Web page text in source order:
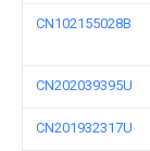
CN102155028B
CN202039395U
CN201932317U